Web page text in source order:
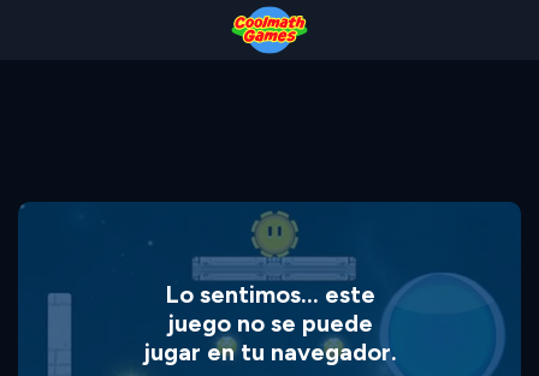
Lo sentimos... este
juego no se puede
jugar en tu navegador.